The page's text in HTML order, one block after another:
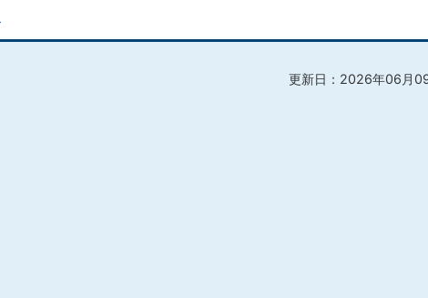
更新日：2026年06月